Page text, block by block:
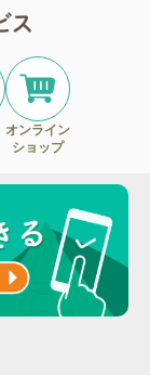
オンライン
ショップ